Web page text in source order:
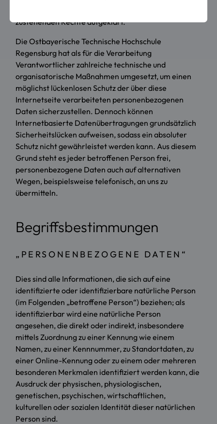
zustehenden Rechte aufgeklärt.
Die Ostbayerische Technische Hochschule
Regensburg hat als für die Verarbeitung
Verantwortlicher zahlreiche technische und
organisatorische Maßnahmen umgesetzt, um einen
möglichst lückenlosen Schutz der über diese
Internetseite verarbeiteten personenbezogenen
Daten sicherzustellen. Dennoch können
Internetbasierte Datenübertragungen grundsätzlich
Sicherheitslücken aufweisen, sodass ein absoluter
Schutz nicht gewährleistet werden kann. Aus diesem
Grund steht es jeder betroffenen Person frei,
personenbezogene Daten auch auf alternativen
Wegen, beispielsweise telefonisch, an uns zu
übermitteln.
Begriffsbestimmungen
„PERSONENBEZOGENE DATEN“
Dies sind alle Informationen, die sich auf eine
identifizierte oder identifizierbare natürliche Person
(im Folgenden „betroffene Person“) beziehen; als
identifizierbar wird eine natürliche Person
angesehen, die direkt oder indirekt, insbesondere
mittels Zuordnung zu einer Kennung wie einem
Namen, zu einer Kennnummer, zu Standortdaten, zu
einer Online-Kennung oder zu einem oder mehreren
besonderen Merkmalen identifiziert werden kann, die
Ausdruck der physischen, physiologischen,
genetischen, psychischen, wirtschaftlichen,
kulturellen oder sozialen Identität dieser natürlichen
Person sind.